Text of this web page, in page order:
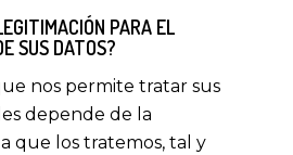
PARA EL
SUS DATOS?
nos permite tratar sus
depende de la
que los tratemos, tal y